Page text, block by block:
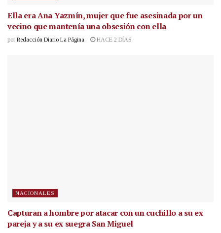
Ella era Ana Yazmín, mujer que fue asesinada por un
vecino que mantenía una obsesión con ella
por Redacción Diario La Página HACE 2 DÍAS
NACIONALES
Capturan a hombre por atacar con un cuchillo a su ex
pareja y a su ex suegra San Miguel